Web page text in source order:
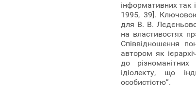
інформативних так
1995, 39].
для В. В.
на властивостях
Співвідношення
автором як
до різноманітних
ідіолекту, що
особистістю”.